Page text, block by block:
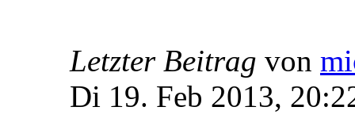
Letzter Beitrag von
Di 19. Feb 2013,